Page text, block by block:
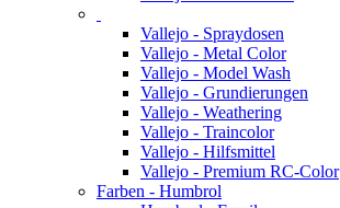
Vallejo - Spraydosen
Vallejo - Metal Color
Vallejo - Model Wash
Vallejo - Grundierungen
Vallejo - Weathering
Vallejo - Traincolor
Vallejo - Hilfsmittel
Vallejo - Premium RC-Color
Farben - Humbrol